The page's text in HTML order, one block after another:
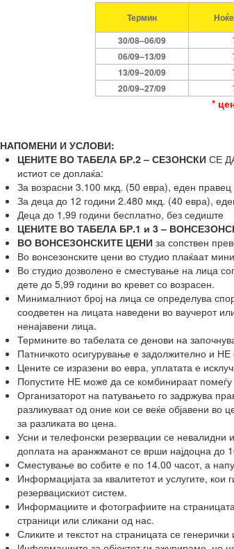
Термин
30/08–06/09
06/09–13/09
13/09–20/09
20/09–27/09
*
НАПОМЕНИ И УСЛОВИ:
ЦЕНИТЕ ВО ТАБЕЛА БР.2 – СЕЗОНСКИСЕ
истиот се доплаќа:
За возрасни 3.100 мкд. (50 евра), еден
За деца до 12 години 2.480 мкд. (40 евра),
Деца до 1,99 години бесплатно, без седиште
ЦЕНИТЕ ВО ТАБЕЛА БР.1 и 3 –
ВО ВОНСЕЗОНСКИТЕ ЦЕНИза сопствен
Во вонсезонските цени во студио плаќаат
Во студио дозволено е сместување на лица
дете до 5,99 години во кревет со возрасен.
Минималниот број на лица се определува
соодветен на лицата наведени во ваучерот
ненајавени лица.
Термините во табелата се денови на
Патничкото осигурување е задолжително и
Цените се изразени во евра, уплатата е
Попустите НЕ можe да се комбинираат
Организаторот на патувањето го задржува
разликуваат од оние кои се веќе објавени
за разликата во цена.
Усни и телефонски резервации се невалидни
доплата на аранжманот се врши најдоцна до
Сместување во собите е по 14.00 часот, а
Информацијата за квалитетот и услугите, кои
резервацискиот систем.
Информациите и фотографиите на
страници или сликани од нас.
Сликите и текстот на страницата се